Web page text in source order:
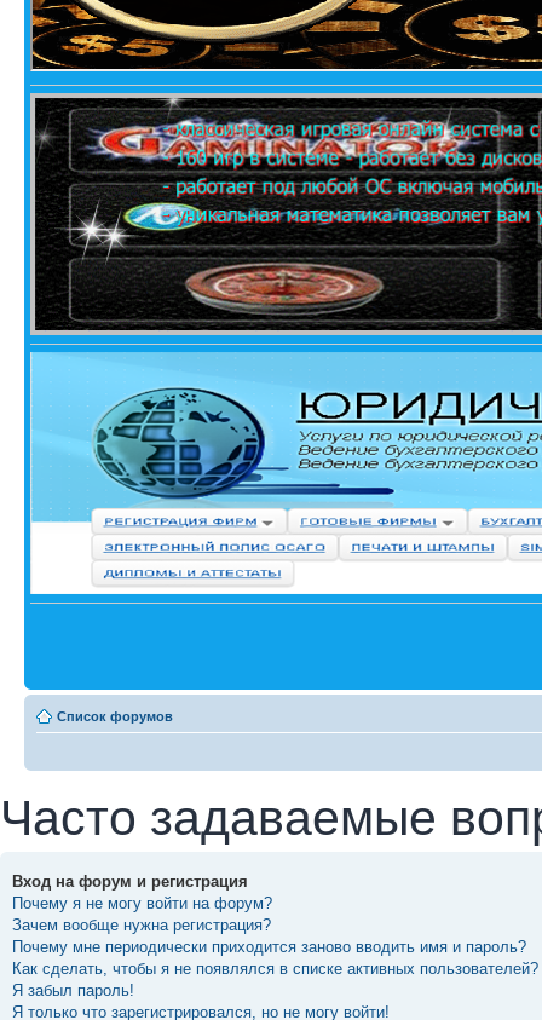
Список форумов
Часто задаваемые
Вход на форум и регистрация
Почему я не могу войти на форум?
Зачем вообще нужна регистрация?
Почему мне периодически приходится заново вводить имя и пароль?
Как сделать, чтобы я не появлялся в списке активных пользователей?
Я забыл пароль!
Я только что зарегистрировался, но не могу войти!